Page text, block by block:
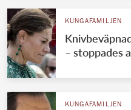
KUNGAFAMILJEN
– stoppades
KUNGAFAMILJEN